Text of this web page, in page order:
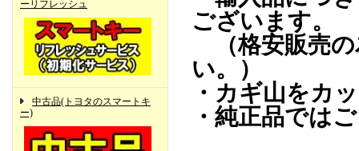
ーリフレッシュ
中古品(トヨタのスマートキ
ー)
ございます。
（格安販売の
い。）
・カギ山をカ
・純正品では